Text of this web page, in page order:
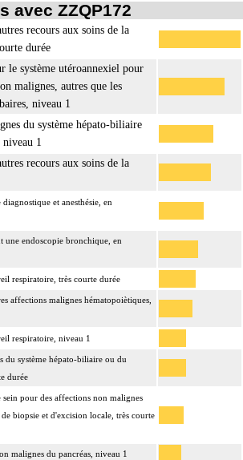
avec ZZQP172
recours aux soins de la
durée
le système utéroannexiel pour
malignes, autres que les
niveau 1
du système hépato-biliaire
niveau 1
recours aux soins de la
et anesthésie, en
une endoscopie bronchique, en
respiratoire, très courte durée
affections malignes hématopoiètiques,
respiratoire, niveau 1
du système hépato-biliaire ou du
durée
pour des affections non malignes
de biopsie et d'excision locale, très courte
malignes du pancréas, niveau 1